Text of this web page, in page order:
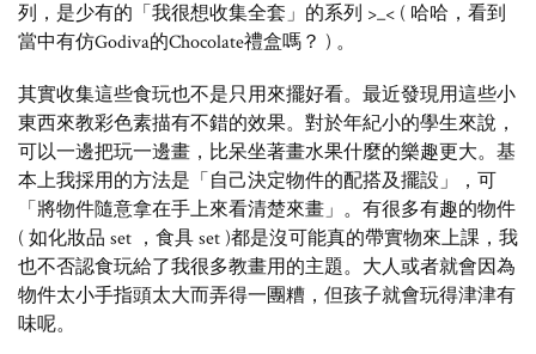
列，是少有的「我很想收集全套」的系列 >_< ( 哈哈，看到
當中有仿Godiva的Chocolate禮盒嗎？ ) 。
其實收集這些食玩也不是只用來擺好看。最近發現用這些小
東西來教彩色素描有不錯的效果。對於年紀小的學生來說，
可以一邊把玩一邊畫，比呆坐著畫水果什麼的樂趣更大。基
本上我採用的方法是「自己決定物件的配搭及擺設」，可
「將物件隨意拿在手上來看清楚來畫」。有很多有趣的物件
( 如化妝品 set ，食具 set )都是沒可能真的帶實物來上課，我
也不否認食玩給了我很多教畫用的主題。大人或者就會因為
物件太小手指頭太大而弄得一團糟，但孩子就會玩得津津有
味呢。